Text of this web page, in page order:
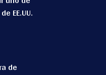
EE.UU.
de